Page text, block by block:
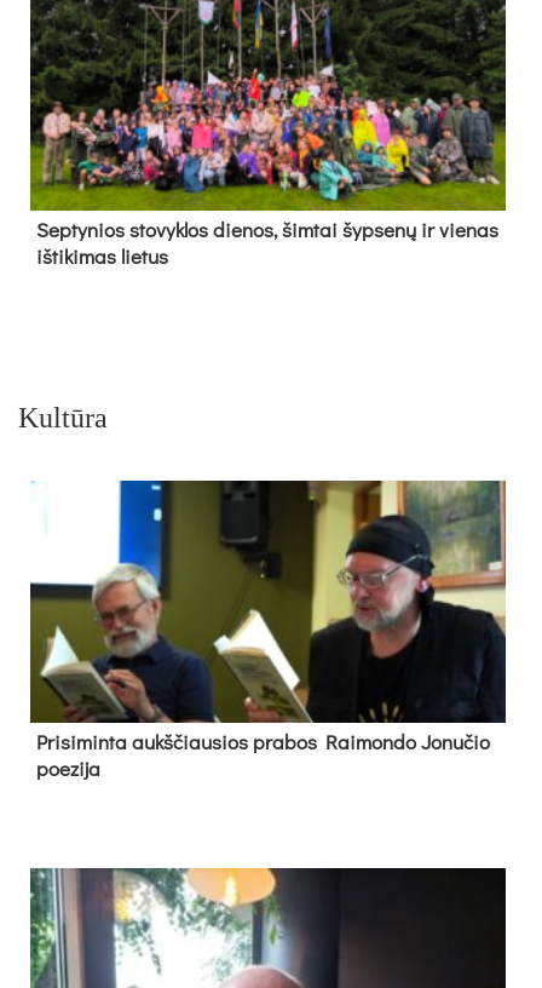
Sep­ty­nios sto­vyk­los die­nos, šim­tai šyp­se­nų ir vie­nas
iš­ti­ki­mas lie­tus
Kultūra
Pri­si­min­ta aukš­čiau­sios pra­bos Rai­mon­do Jo­nu­čio
poe­zi­ja